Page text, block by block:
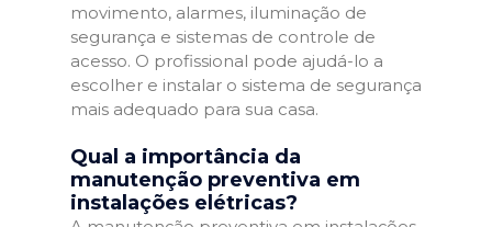
movimento, alarmes, iluminação de
segurança e sistemas de controle de
acesso. O profissional pode ajudá-lo a
escolher e instalar o sistema de segurança
mais adequado para sua casa.
Qual a importância da
manutenção preventiva em
instalações elétricas?